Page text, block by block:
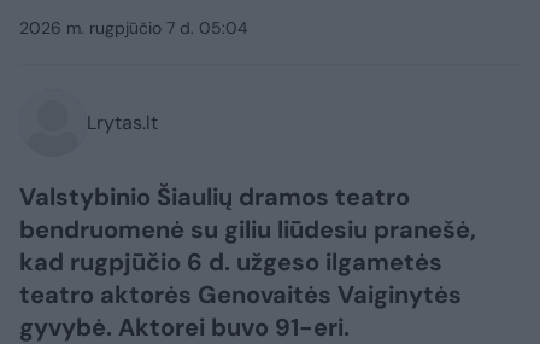
2026 m. rugpjūčio 7 d. 05:04
Lrytas.lt
Valstybinio Šiaulių dramos teatro
bendruomenė su giliu liūdesiu pranešė,
kad rugpjūčio 6 d. užgeso ilgametės
teatro aktorės Genovaitės Vaiginytės
gyvybė. Aktorei buvo 91-eri.